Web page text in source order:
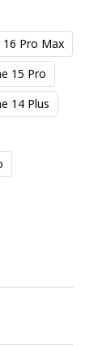
16 Pro Max
15 Pro
14 Plus